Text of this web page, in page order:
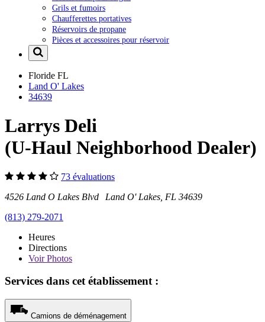
Grils et fumoirs
Chaufferettes portatives
Réservoirs de propane
Pièces et accessoires pour réservoir
Floride FL
Land O' Lakes
34639
Larrys Deli
(U-Haul Neighborhood Dealer)
73 évaluations
4526 Land O Lakes Blvd Land O' Lakes, FL 34639
(813) 279-2071
Heures
Directions
VoirPhotos
Services dans cet établissement :
Camions de déménagement